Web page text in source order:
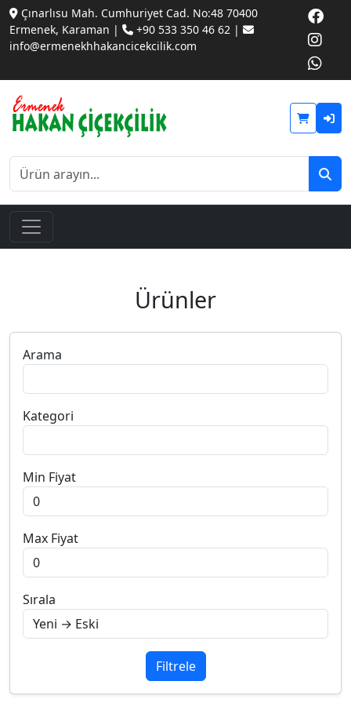
Çınarlısu Mah. Cumhuriyet Cad. No:48 70400
Ermenek, Karaman |
+90 533 350 46 62 |
info@ermenekhhakancicekcilik.com
Ürünler
Arama
Kategori
Min Fiyat
Max Fiyat
Sırala
Filtrele